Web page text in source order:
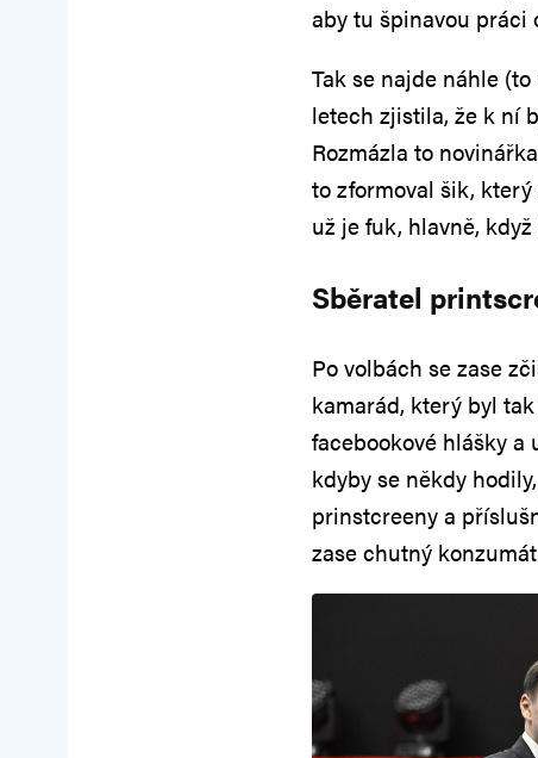
aby tu špinavou práci
Tak se najde náhle
letech zjistila, že k ní
Rozmázla to
to zformoval šik,
už je fuk, hlavně,
Sběratel
Po volbách se zase
kamarád, který byl
facebookové hlášky
kdyby se někdy
prinstcreeny a
zase chutný